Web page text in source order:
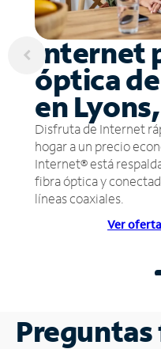
Internet
óptica
en
Disfruta de Internet
hogar a un precio
Internet® está
fibra óptica y
líneas coaxiales.
Ver